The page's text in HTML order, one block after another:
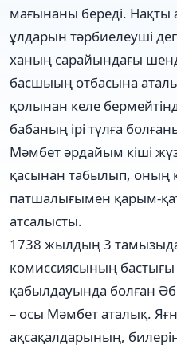
мағынаны береді. Нақты
ұлдарын тәрбиелеуші
ханың сарайындағы
басшыың отбасына
қолынан келе
бабаның ірі түлға
Мәмбет әрдайым кіші
қасынан табылып, оның
патшалығымен қарым-
атсалысты.
1738 жылдың 3
комиссиясының бастығы
қабылдауында болған
– осы Мәмбет аталық.
ақсақалдарының,